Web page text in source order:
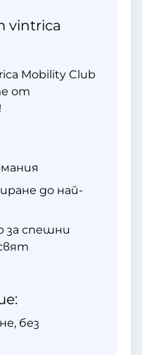
Mobility Club
от
до най-
спешни
без